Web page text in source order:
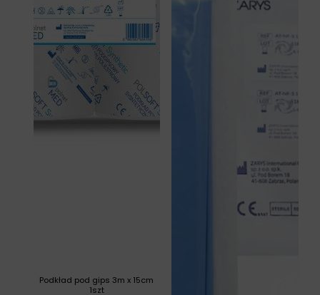
Podkład pod gips 3m x 15cm
1szt